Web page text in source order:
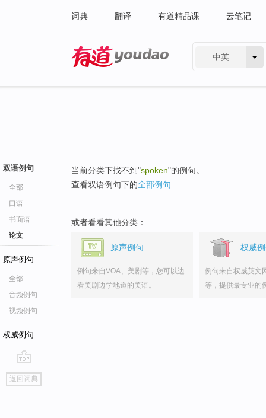
词典 翻译 有道精品课 云笔记
中英
双语例句
全部
口语
书面语
论文
原声例句
全部
音频例句
视频例句
权威例句
go
top
返回词典
当前分类下找不到"spoken"的例句。
查看双语例句下的全部例句
或者看看其他分类：
原声例句
例句来自VOA、美剧等，您可以边
看美剧边学地道的美语。
权威
例句来自权威英文
等，提供最专业的